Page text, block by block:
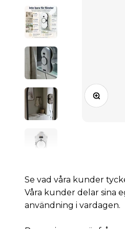
Zooma
Se vad våra kunder
Våra kunder delar sina
användning i vardagen.